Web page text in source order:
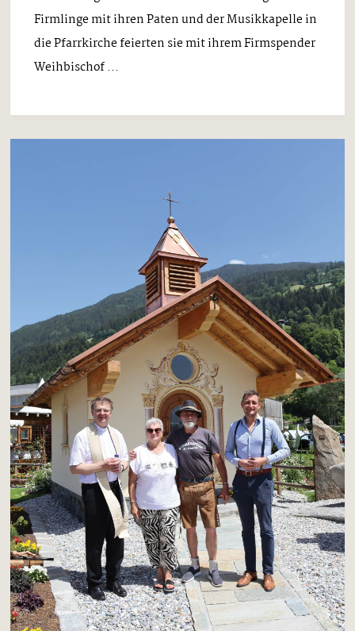
Firmlinge mit ihren Paten und der Musikkapelle in
die Pfarrkirche feierten sie mit ihrem Firmspender
Weihbischof ...